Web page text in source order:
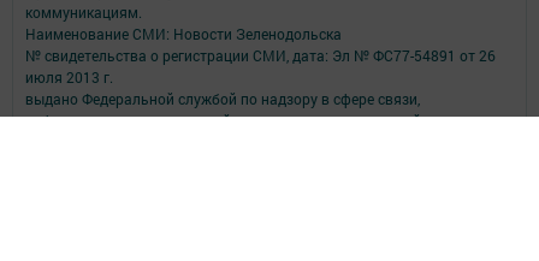
коммуникациям.
Наименование СМИ: Новости Зеленодольска
№ свидетельства о регистрации СМИ, дата: Эл № ФС77-54891 от 26
июля 2013 г.
выдано Федеральной службой по надзору в сфере связи,
информационных технологий и массовых коммуникаций